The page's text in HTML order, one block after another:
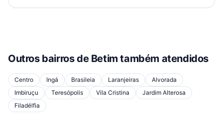
Outros bairros de Betim também atendidos
Centro Ingá Brasileia Laranjeiras
Alvorada
Imbiruçu
Teresópolis Vila Cristina
Jardim Alterosa
Filadélfia